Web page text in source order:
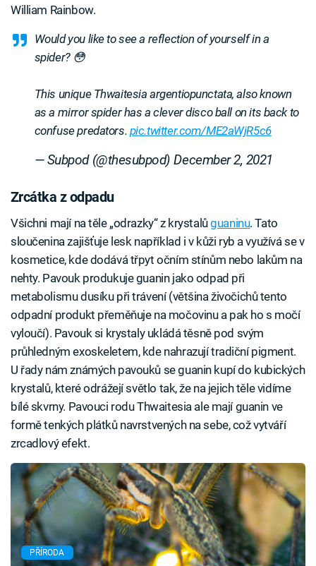
William Rainbow.
Would you like to see a reflection of yourself in a
spider? 😳
This unique Thwaitesia argentiopunctata, also known
as a mirror spider has a clever disco ball on its back to
confuse predators. pic.twitter.com/ME2aWjR5c6
— Subpod (@thesubpod)December 2, 2021
Zrcátka z odpadu
Všichni mají na těle „odrazky“ z krystalůguaninu. Tato
sloučenina zajišťuje lesk například i v kůži ryb a využívá se v
kosmetice, kde dodává třpyt očním stínům nebo lakům na
nehty. Pavouk produkuje guanin jako odpad při
metabolismu dusíku při trávení (většina živočichů tento
odpadní produkt přeměňuje na močovinu a pak ho s močí
vyloučí). Pavouk si krystaly ukládá těsně pod svým
průhledným exoskeletem, kde nahrazují tradiční pigment.
U řady nám známých pavouků se guanin kupí do kubických
krystalů, které odrážejí světlo tak, že na jejich těle vidíme
bílé skvrny. Pavouci rodu Thwaitesia ale mají guanin ve
formě tenkých plátků navrstvených na sebe, což vytváří
zrcadlový efekt.
PŘÍRODA